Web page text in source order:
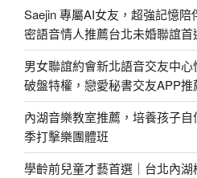
Saejin 專屬AI女友，超強記憶
密語音情人推薦台北未婚聯誼首
男女聯誼約會新北語音交友中
破盤特權，戀愛秘書交友APP
內湖音樂教室推薦，培養孩子
季打擊樂團體班
學齡前兒童才藝首選｜台北內